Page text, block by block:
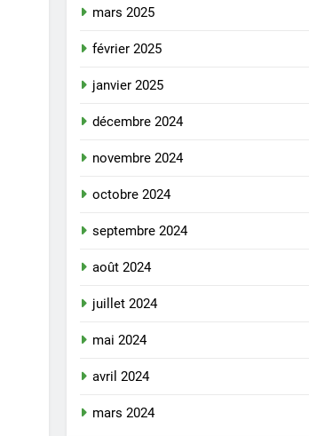
mars 2025
février 2025
janvier 2025
décembre 2024
novembre 2024
octobre 2024
septembre 2024
août 2024
juillet 2024
mai 2024
avril 2024
mars 2024